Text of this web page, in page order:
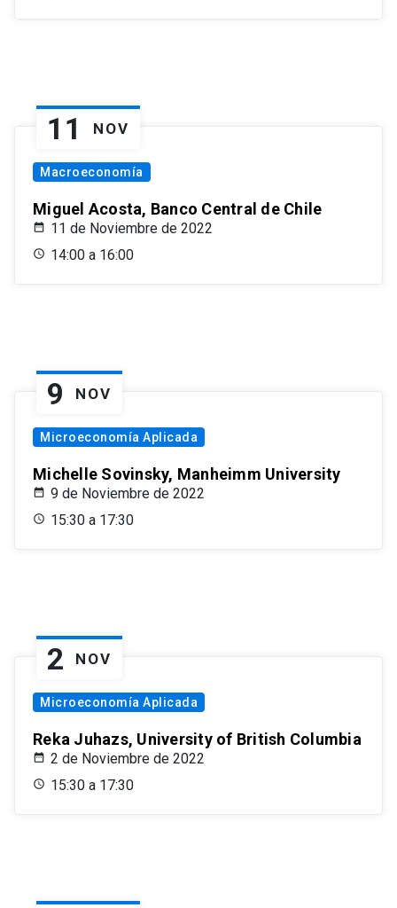
11 NOV
Macroeconomía
Miguel Acosta, Banco Central de Chile
11 de Noviembre de 2022
14:00 a 16:00
9 NOV
Microeconomía Aplicada
Michelle Sovinsky, Manheimm University
9 de Noviembre de 2022
15:30 a 17:30
2 NOV
Microeconomía Aplicada
Reka Juhazs, University of British Columbia
2 de Noviembre de 2022
15:30 a 17:30